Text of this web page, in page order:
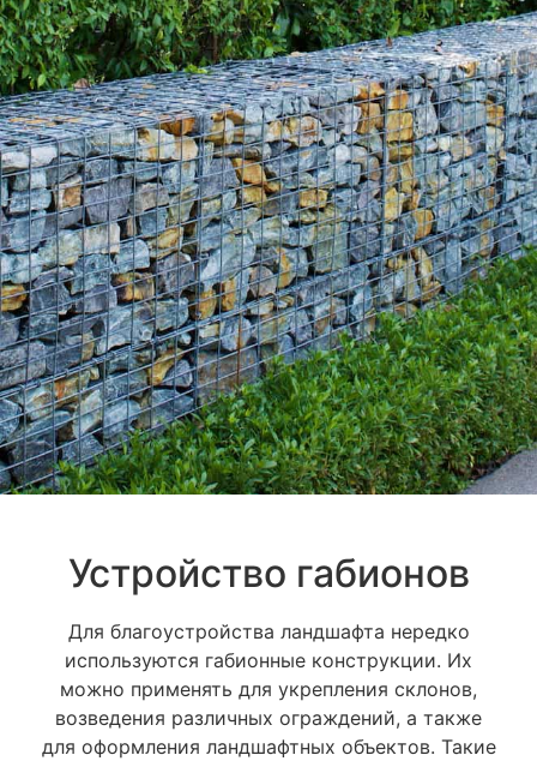
Устройство габионов
Для благоустройства ландшафта нередко
используются габионные конструкции. Их
можно применять для укрепления склонов,
возведения различных ограждений, а также
для оформления ландшафтных объектов. Такие